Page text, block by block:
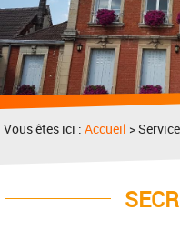
Vous êtes ici :Accueil >